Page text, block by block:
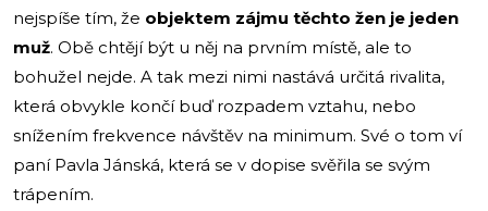
nejspíše tím, že objektem zájmu těchto žen je jeden
muž. Obě chtějí být u něj na prvním místě, ale to
bohužel nejde. A tak mezi nimi nastává určitá rivalita,
která obvykle končí buď rozpadem vztahu, nebo
snížením frekvence návštěv na minimum. Své o tom ví
paní Pavla Jánská, která se v dopise svěřila se svým
trápením.